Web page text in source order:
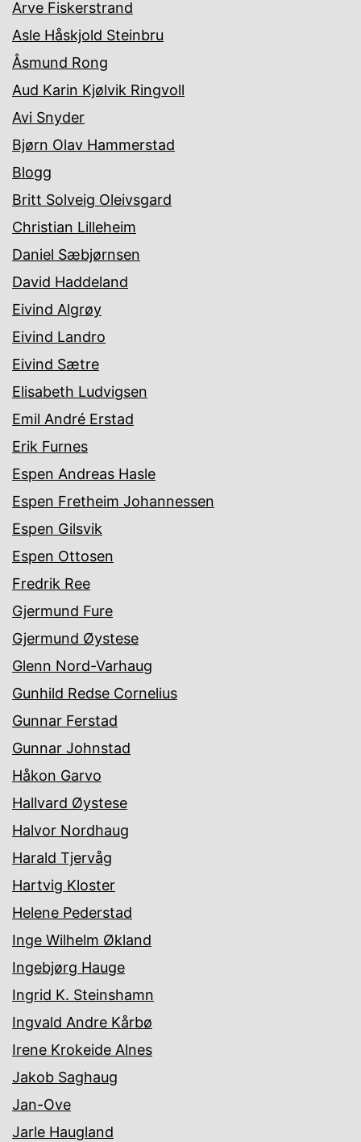
Arve Fiskerstrand
Asle Håskjold Steinbru
Åsmund Rong
Aud Karin Kjølvik Ringvoll
Avi Snyder
Bjørn Olav Hammerstad
Blogg
Britt Solveig Oleivsgard
Christian Lilleheim
Daniel Sæbjørnsen
David Haddeland
Eivind Algrøy
Eivind Landro
Eivind Sætre
Elisabeth Ludvigsen
Emil André Erstad
Erik Furnes
Espen Andreas Hasle
Espen Fretheim Johannessen
Espen Gilsvik
Espen Ottosen
Fredrik Ree
Gjermund Fure
Gjermund Øystese
Glenn Nord-Varhaug
Gunhild Redse Cornelius
Gunnar Ferstad
Gunnar Johnstad
Håkon Garvo
Hallvard Øystese
Halvor Nordhaug
Harald Tjervåg
Hartvig Kloster
Helene Pederstad
Inge Wilhelm Økland
Ingebjørg Hauge
Ingrid K. Steinshamn
Ingvald Andre Kårbø
Irene Krokeide Alnes
Jakob Saghaug
Jan-Ove
Jarle Haugland